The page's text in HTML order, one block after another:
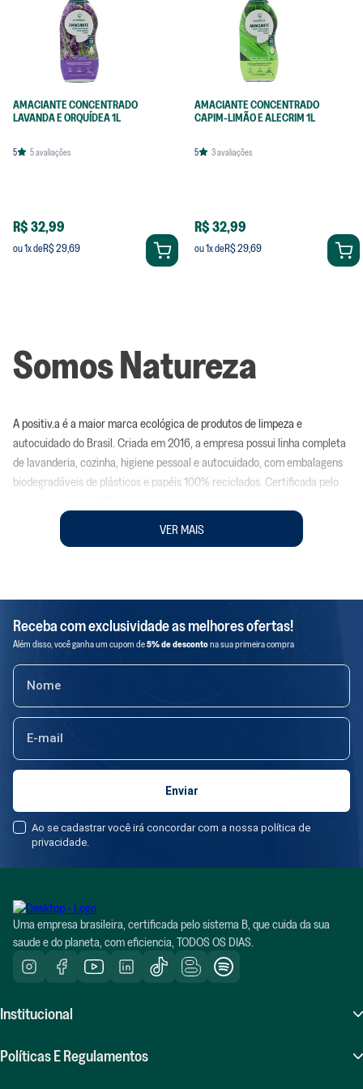
AMACIANTE CONCENTRADO
LAVANDA E ORQUÍDEA 1L
5 5avaliações
R$ 32,99
ou1x deR$ 29,69
AMACIANTE CONCENTRADO
CAPIM-LIMÃO E ALECRIM 1L
5 3avaliações
R$ 32,99
ou1x deR$ 29,69
Somos Natureza
A positiv.a é a maior marca ecológica de produtos de limpeza e
autocuidado do Brasil. Criada em 2016, a empresa possui linha completa
de lavanderia, cozinha, higiene pessoal e autocuidado, com embalagens
biodegradáveis de plásticos e papéis 100% reciclados. Certificada pelo
litros de água; adotou embalagens que têm em sua composição amidos e
copoliésteres biodegradáveis como PBAT, PLA, entre outros; para
evitar 128,3 toneladas de descarte em aterros e meio ambiente e
reutilizar mais de 1,6 toneladas de rede de pesca. Comprando de
produtores locais, a produção da Positiv.a também gerou mais de
comprometida em tornar os produtos sustentáveis mais acessíveis,
motivo pelo qual, em 2021, verticalizou a produção e tornou 62% do
portfólio com preços equivalentes aos convencionais, preservando a
circularidade nas embalagens e promovendo fórmulas ecológicas. Todo
esse impacto rendeu à positiv.a o reconhecimento como uma das 10
startups mais conscientes pelo Movimento Capitalismo Consciente
Brasil. Recentemente, a marca realizou a maior rodada de equity
crowdfunding do país, no valor de R$ 8,3 milhões trazendo 188
consumidores como sócios.
VER MAIS
Receba com exclusividade as melhores ofertas!
Além disso, você ganha um cupom de5% de descontona sua primeira compra
Ao se cadastrar você irá concordar com a nossa política de
privacidade.
Uma empresa brasileira, certificada pelo sistema B, que cuida da sua
saude e do planeta, com eficiencia, TODOS OS DIAS.
Institucional
Sobre Nós
Políticas E Regulamentos